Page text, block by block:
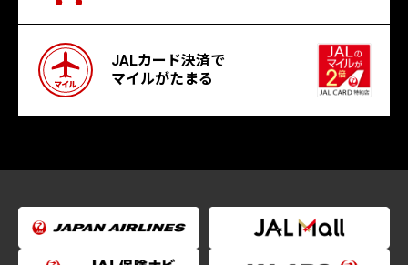
JALカード決済で
マイルがたまる